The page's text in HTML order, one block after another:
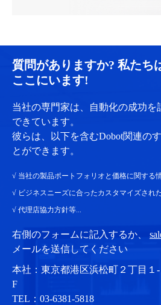
質問がありますか? 私たち
ここにいます!
当社の専門家は、自動化の成功を
できています。
彼らは、以下を含むDobot関連の
とができます。
√ 当社の製品ポートフォリオと価格に関する
√ ビジネスニーズに合ったカスタマイズされ
√ 代理店協力方針等...
右側のフォームに記入するか、
メールを送信してください
本社：東京都港区浜松町２丁目１
F
TEL：03-6381-5818